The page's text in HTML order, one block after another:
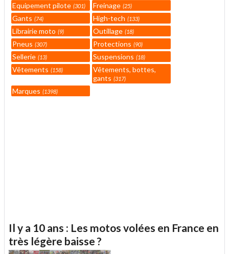
Equipement pilote 301 Freinage 25
Gants 74 High-tech 133
Librairie moto 9 Outillage 18
Pneus 307 Protections 90
Sellerie 13 Suspensions 18
Vêtements 158
Vêtements, bottes,
gants
317
Marques 1398
Il y a 10 ans : Les motos volées en France en
très légère baisse ?